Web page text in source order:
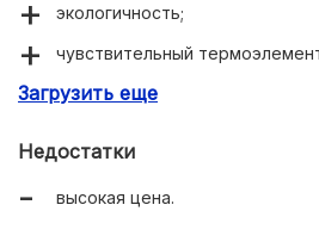
экологичность;
чувствительный
долговечность.
Загрузить еще
Недостатки
высокая цена.